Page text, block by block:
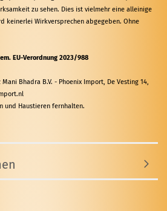
zu sehen. Dies ist vielmehr eine alleinige
keinerlei Wirkversprechen abgegeben. Ohne
EU-Verordnung 2023/988
Bhadra B.V. - Phoenix Import, De Vesting 14,
und Haustieren fernhalten.